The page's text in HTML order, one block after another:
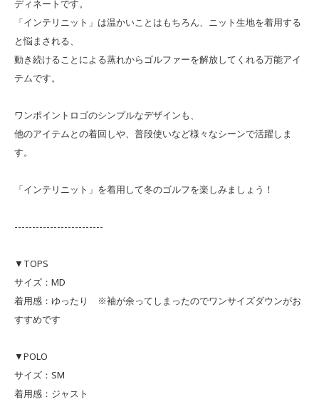
ディネートです。
「インテリニット」は温かいことはもちろん、ニット生地を着用する
と悩まされる、
動き続けることによる蒸れからゴルファーを解放してくれる万能アイ
テムです。
ワンポイントロゴのシンプルなデザインも、
他のアイテムとの着回しや、普段使いなど様々なシーンで活躍しま
す。
「インテリニット」を着用して冬のゴルフを楽しみましょう！
-------------------------
▼TOPS
サイズ：MD
着用感：ゆったり ※袖が余ってしまったのでワンサイズダウンがお
すすめです
▼POLO
サイズ：SM
着用感：ジャスト